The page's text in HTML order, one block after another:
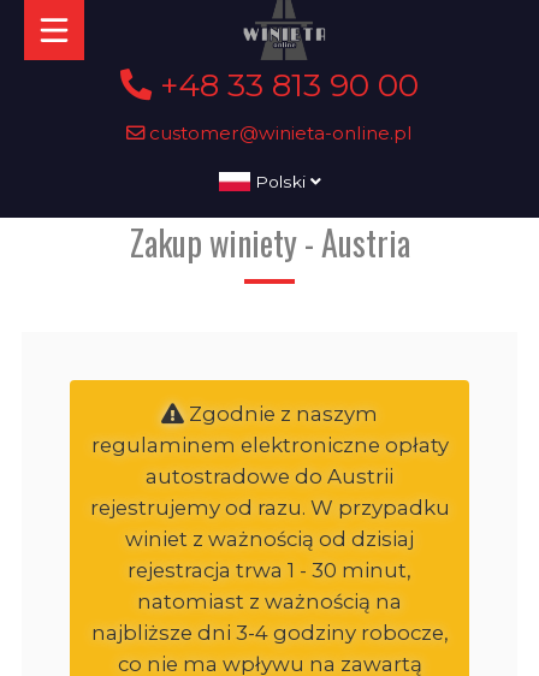
+48 33 813 90 00
customer@winieta-online.pl
Polski
Zakup winiety - Austria
Zgodnie z naszym
regulaminem elektroniczne opłaty
autostradowe do Austrii
rejestrujemy od razu. W przypadku
winiet z ważnością od dzisiaj
rejestracja trwa 1 - 30 minut,
natomiast z ważnością na
najbliższe dni 3-4 godziny robocze,
co nie ma wpływu na zawartą